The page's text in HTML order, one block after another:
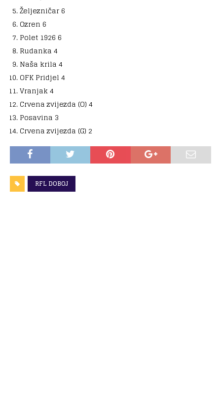
Željezničar 6
Ozren 6
Polet 1926 6
Rudanka 4
Naša krila 4
OFK Pridjel 4
Vranjak 4
Crvena zvijezda (O) 4
Posavina 3
Crvena zvijezda (G) 2
RFL DOBOJ